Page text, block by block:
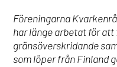
Föreningarna
har länge arbetat för
gränsöverskridande
som löper från Finland